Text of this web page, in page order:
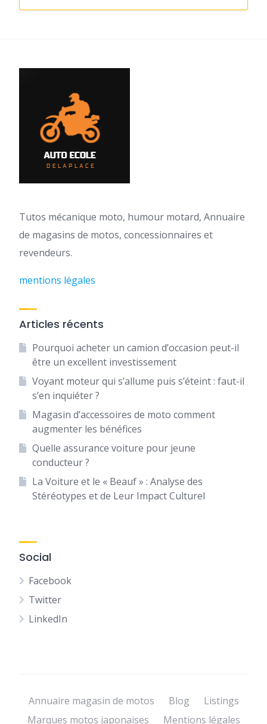
Tutos mécanique moto, humour motard, Annuaire
de magasins de motos, concessionnaires et
revendeurs.
mentions légales
Articles récents
Pourquoi acheter un camion d’occasion peut-il
être un excellent investissement
Voyant moteur qui s’allume puis s’éteint : faut-il
s’en inquiéter ?
Magasin d’accessoires de moto comment
augmenter les bénéfices
Quelle assurance voiture pour jeune
conducteur ?
La Voiture et le « Beauf » : Analyse des
Stéréotypes et de Leur Impact Culturel
Social
Facebook
Twitter
LinkedIn
Annuaire magasin de motos Blog
Listings
Marques motos japonaises
Mentions légales